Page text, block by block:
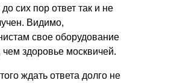
до сих пор ответ так и не
Видимо,
свое оборудование
здоровье москвичей.
ждать ответа долго не